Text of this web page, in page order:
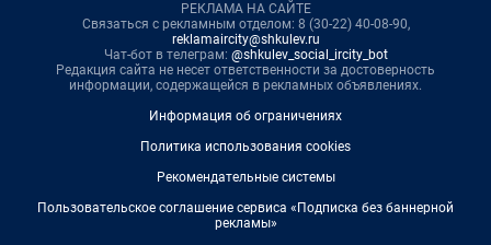
РЕКЛАМА НА САЙТЕ
Связаться с рекламным отделом: 8 (30-22) 40-08-90,
reklamaircity@shkulev.ru
Чат-бот в телеграм: @shkulev_social_ircity_bot
Редакция сайта не несет ответственности за достоверность
информации, содержащейся в рекламных объявлениях.
Информация об ограничениях
Политика использования cookies
Рекомендательные системы
Пользовательское соглашение сервиса «Подписка без баннерной
рекламы»